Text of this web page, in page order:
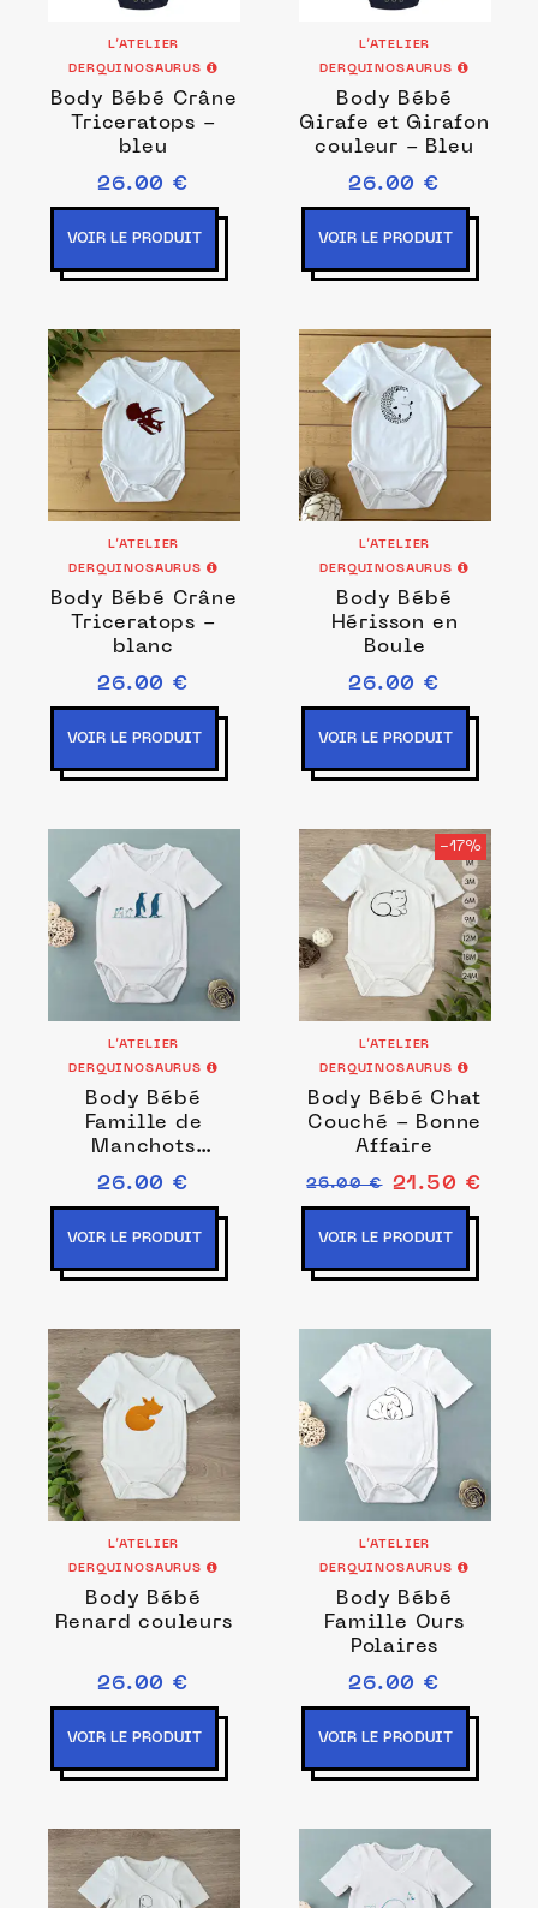
L’ATELIER
DERQUINOSAURUS
Body Bébé Crâne
Triceratops -
bleu
26.00 €
VOIR LE PRODUIT
L’ATELIER
DERQUINOSAURUS
Body Bébé
Girafe et Girafon
couleur - Bleu
26.00 €
VOIR LE PRODUIT
L’ATELIER
DERQUINOSAURUS
Body Bébé Crâne
Triceratops -
blanc
26.00 €
VOIR LE PRODUIT
L’ATELIER
DERQUINOSAURUS
Body Bébé
Hérisson en
Boule
26.00 €
VOIR LE PRODUIT
L’ATELIER
DERQUINOSAURUS
Body Bébé
Famille de
Manchots
couleurs
26.00 €
VOIR LE PRODUIT
-17%
L’ATELIER
DERQUINOSAURUS
Body Bébé Chat
Couché - Bonne
Affaire
26.00 € 21.50 €
VOIR LE PRODUIT
L’ATELIER
DERQUINOSAURUS
Body Bébé
Renard couleurs
26.00 €
VOIR LE PRODUIT
L’ATELIER
DERQUINOSAURUS
Body Bébé
Famille Ours
Polaires
26.00 €
VOIR LE PRODUIT